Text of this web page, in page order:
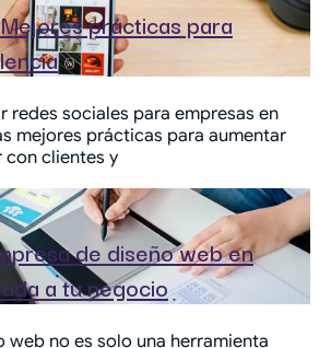
prácticas para
redes sociales para empresas en
mejores prácticas para aumentar
clientes y
de diseño web en
a tu negocio
web no es solo una herramienta